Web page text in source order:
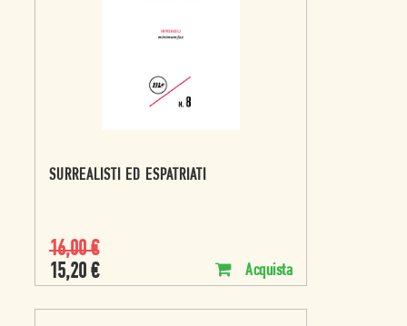
SURREALISTI ED ESPATRIATI
16,00€
15,20 € Acquista